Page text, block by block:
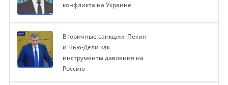
конфликта на Украине
Вторичные санкции: Пекин
и Нью-Дели как
инструменты давления на
Россию